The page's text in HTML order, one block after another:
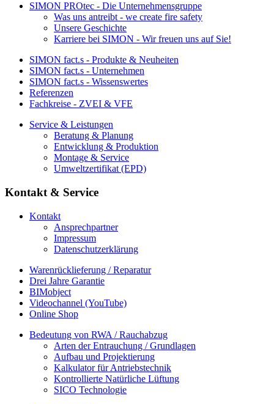
SIMON PROtec - Die Unternehmensgruppe
Was uns antreibt - we create fire safety
Unsere Geschichte
Karriere bei SIMON - Wir freuen uns auf Sie!
SIMON fact.s - Produkte & Neuheiten
SIMON fact.s - Unternehmen
SIMON fact.s - Wissenswertes
Referenzen
Fachkreise - ZVEI & VFE
Service & Leistungen
Beratung & Planung
Entwicklung & Produktion
Montage & Service
Umweltzertifikat (EPD)
Kontakt & Service
Kontakt
Ansprechpartner
Impressum
Datenschutzerklärung
Warenrücklieferung / Reparatur
Drei Jahre Garantie
BIMobject
Videochannel (YouTube)
Online Shop
Bedeutung von RWA / Rauchabzug
Arten der Entrauchung / Grundlagen
Aufbau und Projektierung
Kalkulator für Antriebstechnik
Kontrollierte Natürliche Lüftung
SICO Technologie